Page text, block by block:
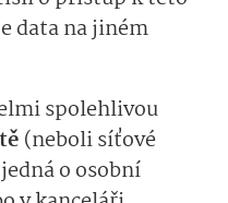
data na jiném
spolehlivou
(neboli síťové
o osobní